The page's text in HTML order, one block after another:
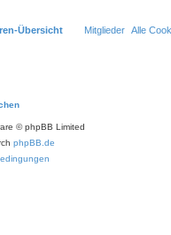
Übersicht Alle
Mitglieder
© phpBB Limited
phpBB.de